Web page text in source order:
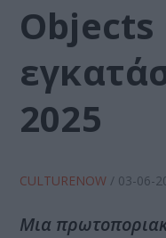
Objects
2025
CULTURENOW / 03-06-
Μια